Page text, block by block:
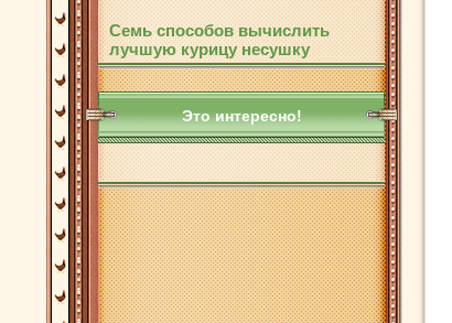
Семь способов вычислить
лучшую курицу несушку
Это интересно!